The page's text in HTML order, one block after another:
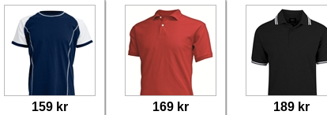
159 kr 169 kr 189 kr